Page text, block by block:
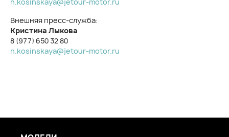
Внешняя пресс-служба:
Кристина Лыкова
8 (977) 650 32 80
n.kosinskaya@jetour-motor.ru